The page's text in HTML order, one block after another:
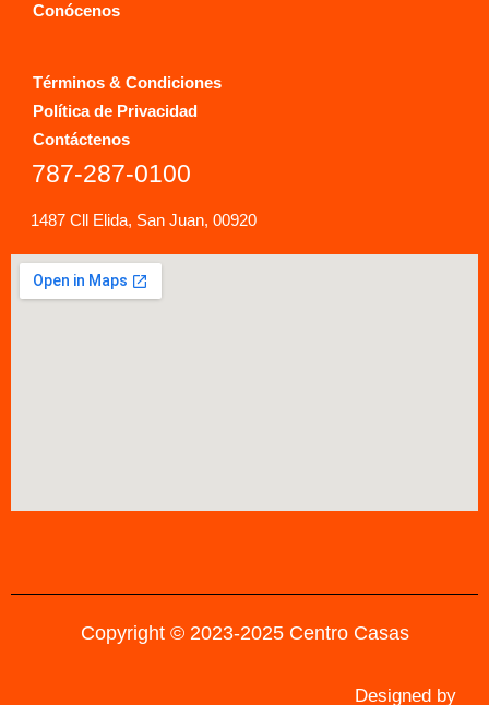
Conócenos
Términos & Condiciones
Política de Privacidad
Contáctenos
787-287-0100
1487 Cll Elida, San Juan, 00920
Copyright © 2023-2025 Centro Casas
Designed by